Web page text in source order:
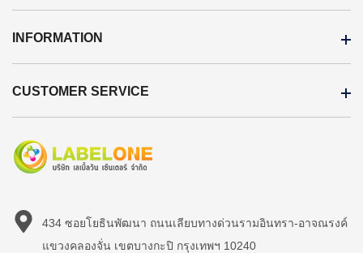
INFORMATION
CUSTOMER SERVICE
434 ซอยโยธินพัฒนา ถนนเลียบทางด่วนรามอินทรา-อาจณรงค์
แขวงคลองจั่น เขตบางกะปิ กรุงเทพฯ 10240